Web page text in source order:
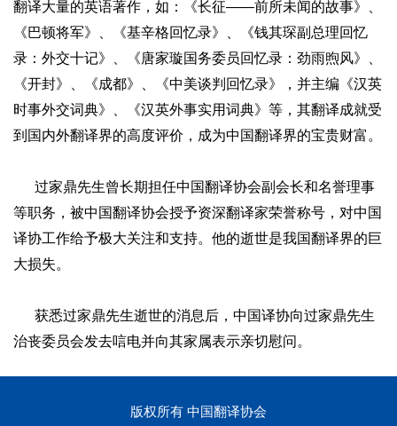
翻译大量的英语著作，如：《长征——前所未闻的故事》、
《巴顿将军》、《基辛格回忆录》、《钱其琛副总理回忆
录：外交十记》、《唐家璇国务委员回忆录：劲雨煦风》、
《开封》、《成都》、《中美谈判回忆录》，并主编《汉英
时事外交词典》、《汉英外事实用词典》等，其翻译成就受
到国内外翻译界的高度评价，成为中国翻译界的宝贵财富。
过家鼎先生曾长期担任中国翻译协会副会长和名誉理事
等职务，被中国翻译协会授予资深翻译家荣誉称号，对中国
译协工作给予极大关注和支持。他的逝世是我国翻译界的巨
大损失。
获悉过家鼎先生逝世的消息后，中国译协向过家鼎先生
治丧委员会发去唁电并向其家属表示亲切慰问。
版权所有 中国翻译协会